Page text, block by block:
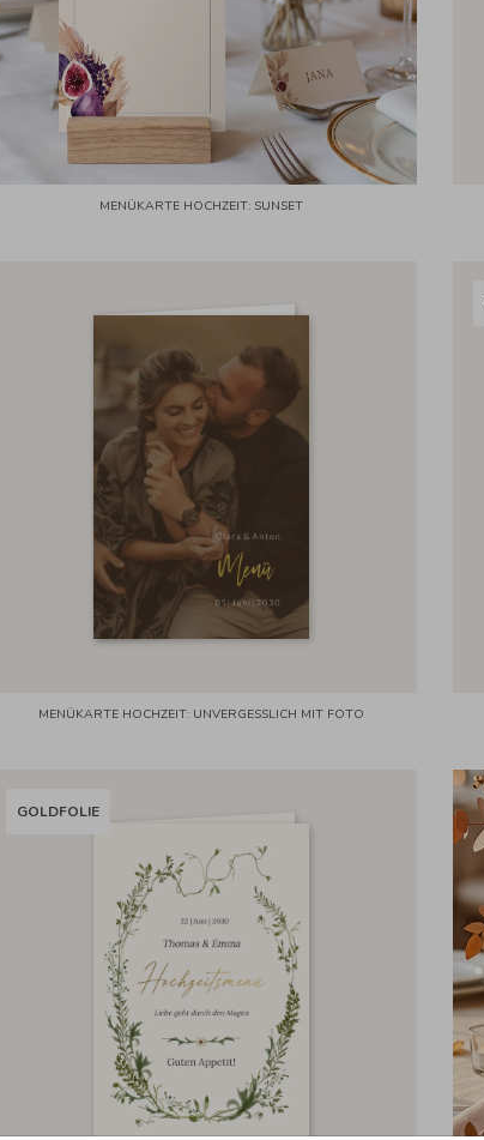
MENÜKARTE HOCHZEIT: SUNSET
MENÜKARTE HOCHZEIT: UNVERGESSLICH MIT FOTO
GOLDFOLIE